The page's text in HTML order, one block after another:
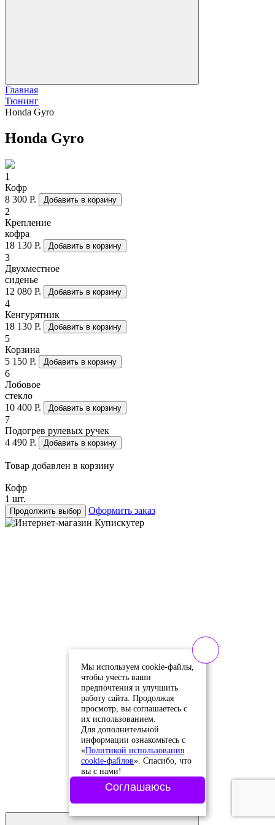
Главная
Тюнинг
Honda Gyro
Honda Gyro
1
Кофр
8 300 Р.
Добавить в корзину
2
Крепление
кофра
18 130 Р.
Добавить в корзину
3
Двухместное
сиденье
12 080 Р.
Добавить в корзину
4
Кенгурятник
18 130 Р.
Добавить в корзину
5
Корзина
5 150 Р.
Добавить в корзину
6
Лобовое
стекло
10 400 Р.
Добавить в корзину
7
Подогрев рулевых ручек
4 490 Р.
Добавить в корзину
Товар добавлен в корзину
Кофр
1 шт.
Продолжить выбор Оформить заказ
Мы используем cookie-файлы,
чтобы учесть ваши
предпочтения и улучшить
работу сайта. Продолжая
просмотр, вы соглашаетесь с
их использованием.
Для дополнительной
информации ознакомьтесь с
«Политикой использования
cookie-файлов». Спасибо, что
вы с нами!
Соглашаюсь